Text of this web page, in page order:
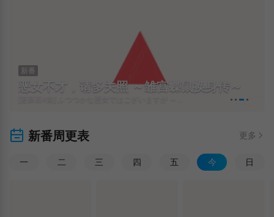
新番
恶女不才，请多关照 ～雏宫蝶鼠换身传～
新番周更表 更多
一 二 三 四 五 今 日